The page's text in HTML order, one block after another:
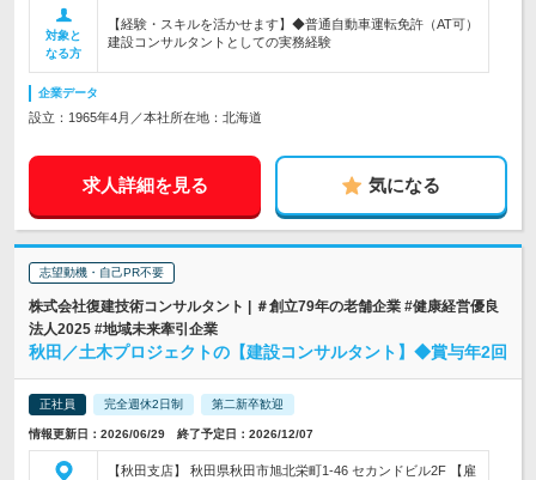
対象と
なる方
【経験・スキルを活かせます】◆普通自動車運転免許（AT可）
建設コンサルタントとしての実務経験
企業データ
設立：1965年4月／本社所在地：北海道
求人詳細を見る 気になる
志望動機・自己PR不要
株式会社復建技術コンサルタント | ＃創立79年の老舗企業 #健康経営優良
法人2025 #地域未来牽引企業
秋田／土木プロジェクトの【建設コンサルタント】◆賞与年2回
正社員 完全週休2日制 第二新卒歓迎
情報更新日：2026/06/29 終了予定日：2026/12/07
【秋田支店】 秋田県秋田市旭北栄町1-46 セカンドビル2F 【雇